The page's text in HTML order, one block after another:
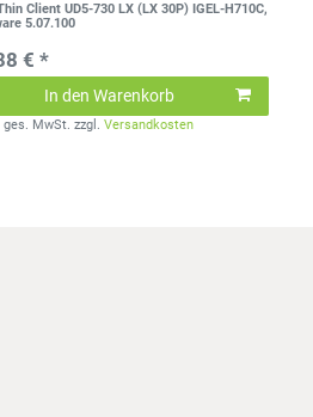
Client UD5-730 LX (LX 30P) IGEL-H710C,
5.07.100
€ *
In den Warenkorb
ges. MwSt. zzgl.Versandkosten